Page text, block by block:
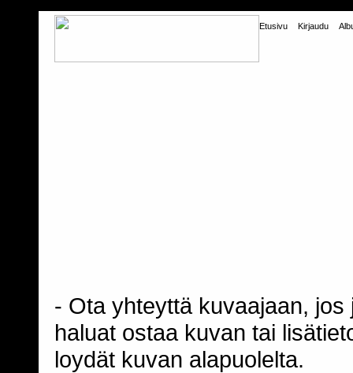
Etusivu Kirjaudu
- Ota yhteyttä kuvaajaan,
haluat ostaa kuvan tai
loydät kuvan alapuolelta.